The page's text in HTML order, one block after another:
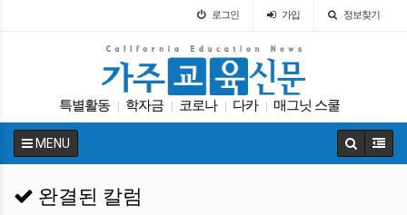
로그인 가입 정보찾기
특별활동 학자금 코로나 다카 매그닛 스쿨
트럼프 차터스쿨 교육구 입학원서
MENU
완결된 칼럼